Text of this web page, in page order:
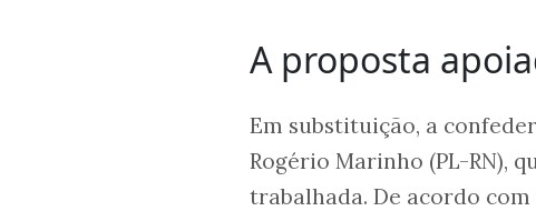
A proposta
Em substituição, a
Rogério Marinho (PL-RN),
trabalhada. De acordo